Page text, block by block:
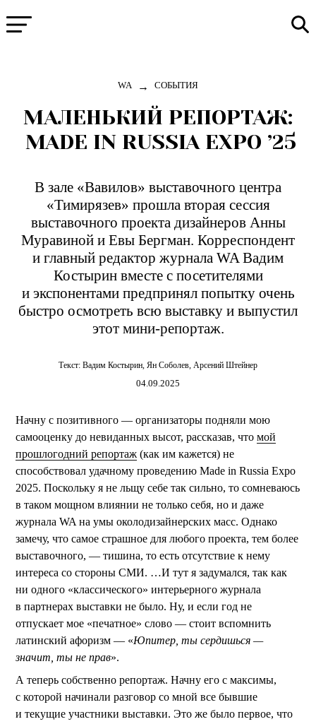
WA → СОБЫТИЯ
МАЛЕНЬКИЙ РЕПОРТАЖ:
MADE IN RUSSIA EXPO ’25
В зале «Вавилов» выставочного центра
«Тимирязев» прошла вторая сессия
выставочного проекта дизайнеров Анны
Муравиной и Евы Бергман. Корреспондент
и главный редактор журнала WA Вадим
Костырин вместе с посетителями
и экспонентами предпринял попытку очень
быстро осмотреть всю выставку и выпустил
этот мини-репортаж.
Текст: Вадим Костырин, Ян Соболев, Арсений Штейнер
04.09.2025
Начну с позитивного — организаторы подняли мою
самооценку до невиданных высот, рассказав, чтомой
прошлогодний репортаж (как им кажется) не
способствовал удачному проведению Made in Russia Expo
2025. Поскольку я не льщу себе так сильно, то сомневаюсь
в таком мощном влиянии не только себя, но и даже
журнала WA на умы околодизайнерских масс. Однако
замечу, что самое страшное для любого проекта, тем более
выставочного, — тишина, то есть отсутствие к нему
интереса со стороны СМИ. …И тут я задумался, так как
ни одного «классического» интерьерного журнала
в партнерах выставки не было. Ну, и если год не
отпускает мое «печатное» слово — стоит вспомнить
латинский афоризм — «Юпитер, ты сердишься —
значит, ты не прав».
А теперь собственно репортаж. Начну его с максимы,
с которой начинали разговор со мной все бывшие
и текущие участники выставки. Это же было первое, что